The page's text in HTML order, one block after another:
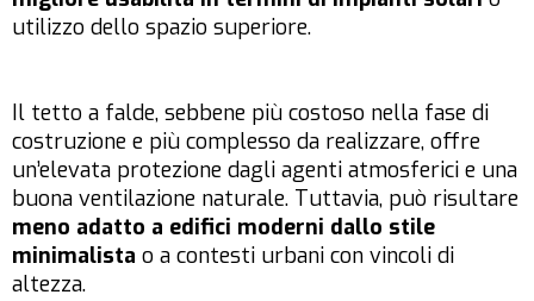
utilizzo dello spazio superiore.
Il tetto a falde, sebbene più costoso nella fase di
costruzione e più complesso da realizzare, offre
un’elevata protezione dagli agenti atmosferici e una
buona ventilazione naturale. Tuttavia, può risultare
meno adatto a edifici moderni dallo stile
minimalista o a contesti urbani con vincoli di
altezza.